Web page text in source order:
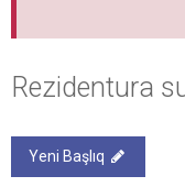
Rezidentura
Yeni Başlıq